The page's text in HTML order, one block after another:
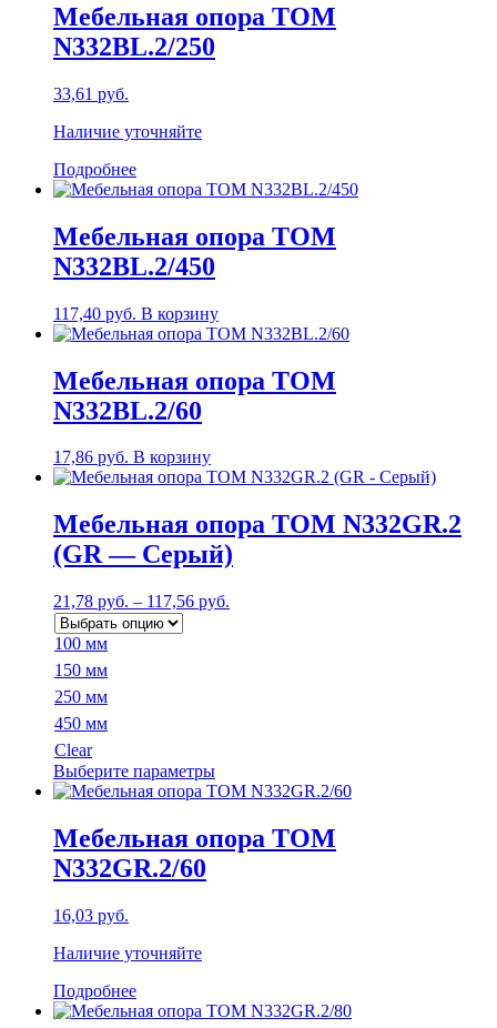
Мебельная опора TOM
N332BL.2/250
33,61 руб.
Наличие уточняйте
Подробнее
Мебельная опора TOM
N332BL.2/450
117,40 руб. В корзину
Мебельная опора TOM
N332BL.2/60
17,86 руб. В корзину
Мебельная опора TOM N332GR.2
(GR — Серый)
21,78 руб. – 117,56 руб.
100 мм
150 мм
250 мм
450 мм
Clear
Выберите параметрыЭтот
товар
несколько
вариаций.
Мебельная опора TOM
N332GR.2/60
16,03 руб.
Наличие уточняйте
Подробнее